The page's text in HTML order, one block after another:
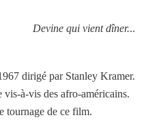
Devine qui vient dîner...
dirigé par Stanley Kramer.
vis-à-vis des afro-américains.
tournage de ce film.